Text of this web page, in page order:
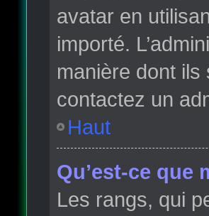
avatar en
importé.
manière dont ils
contactez un
Haut
Qu’est-ce que
Les rangs, qui